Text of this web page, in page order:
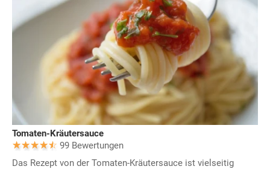
Tomaten-Kräutersauce
99 Bewertungen
Das Rezept von der Tomaten-Kräutersauce ist vielseitig